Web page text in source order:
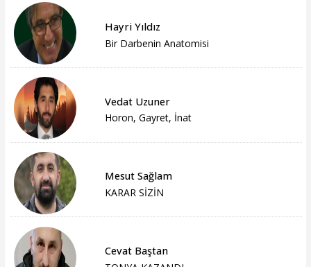
Hayri Yıldız
Bir Darbenin Anatomisi
Vedat Uzuner
Horon, Gayret, İnat
Mesut Sağlam
KARAR SİZİN
Cevat Baştan